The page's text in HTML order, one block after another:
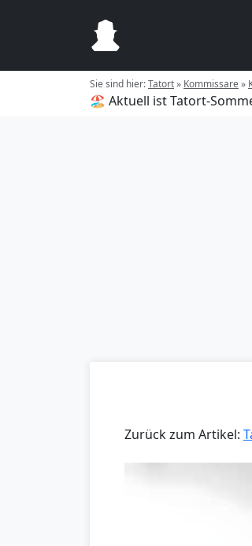
Sie sind hier:Tatort» Kommissare»
🏖️ Aktuell ist Tatort-
Zurück zum Artikel: